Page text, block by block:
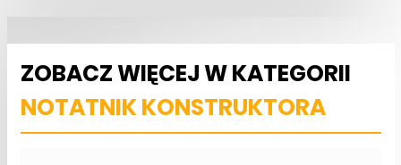
ZOBACZ WIĘCEJ W KATEGORII
NOTATNIK KONSTRUKTORA